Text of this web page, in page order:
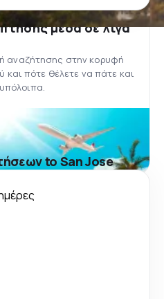
μέσα σε λίγα
αναζήτησης στην κορυφή
και πότε θέλετε να πάτε και
to San Jose